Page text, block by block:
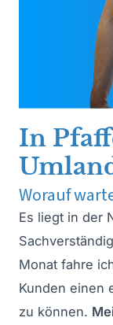
In
Worauf
Es liegt in der
Monat fahre
Kunden einen
zu können.